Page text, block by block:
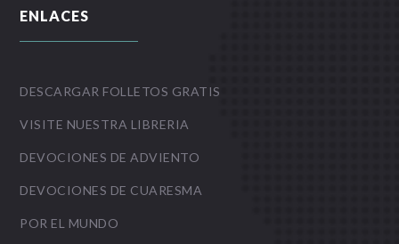
ENLACES
DESCARGAR FOLLETOS GRATIS
VISITE NUESTRA LIBRERIA
DEVOCIONES DE ADVIENTO
DEVOCIONES DE CUARESMA
POR EL MUNDO